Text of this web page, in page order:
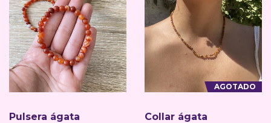
Pulsera ágata
AGOTADO
Collar ágata